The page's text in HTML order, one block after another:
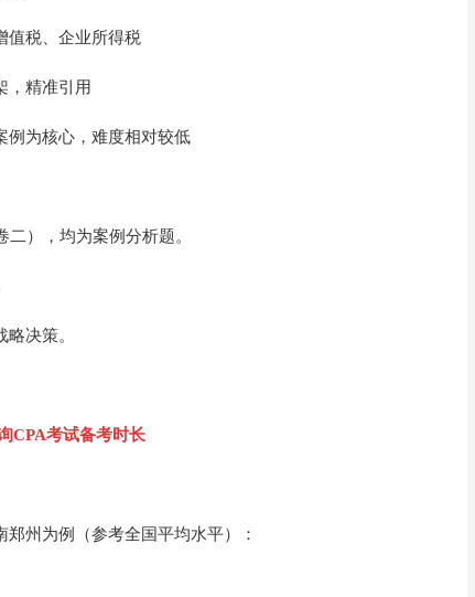
值税、企业所得税
，精准引用
例为核心，难度相对较低
），均为案例分析题。
决策。
CPA考试备考时长
郑州为例（参考全国平均水平）：